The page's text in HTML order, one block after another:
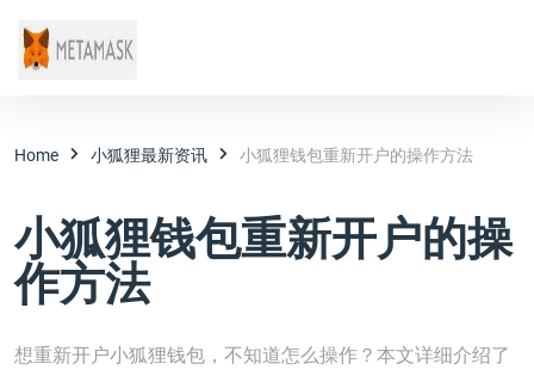
Home 小狐狸最新资讯 小狐狸钱包重新开户的操作方法
小狐狸钱包重新开户的操
作方法
想重新开户小狐狸钱包，不知道怎么操作？本文详细介绍了